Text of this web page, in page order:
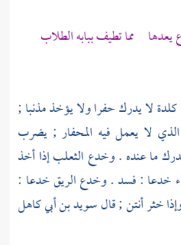
يعدها مما تطيف ببابه الطلاب
لا يدرك حفرا ولا يؤخذ مذنبا ;
لا يعمل فيه المحفار ; يضرب
ما عنده . وخدع الثعلب إذا أخذ
خدعا : فسد . وخدع الريق خدعا :
خثر أنتن ; قالسويد بن أبي كاهل